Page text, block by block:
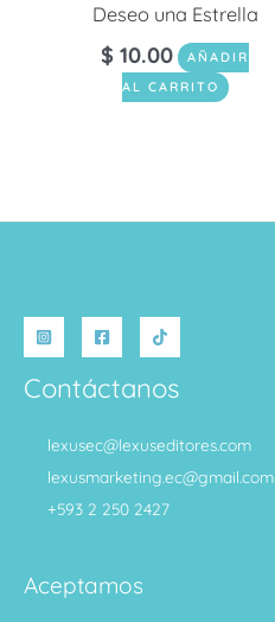
Deseo una Estrella
$ 10.00
AÑADIR
AL CARRITO
Contáctanos
lexusec@lexuseditores.com
lexusmarketing.ec@gmail.com
+593 2 250 2427
Aceptamos